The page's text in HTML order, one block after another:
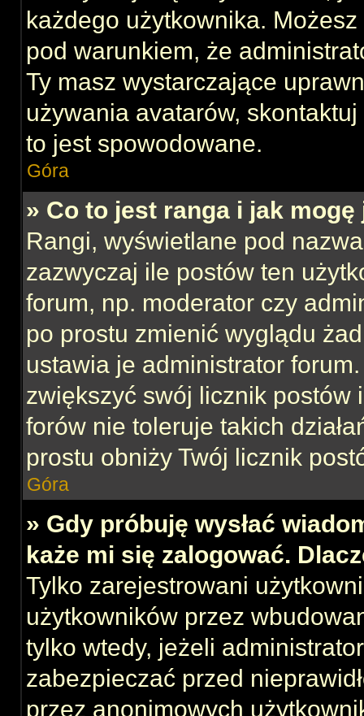
każdego użytkownika.
pod warunkiem, że
Ty masz wystarczające
używania avatarów,
to jest spowodowane.
Góra
» Co to jest ranga i jak mogę
Rangi, wyświetlane pod
zazwyczaj ile postów ten
forum, np. moderator czy
po prostu zmienić wyglądu
ustawia je administrator
zwiększyć swój licznik postów
forów nie toleruje takich
prostu obniży Twój licznik
Góra
» Gdy próbuję wysłać
każe mi się zalogować.
Tylko zarejestrowani
użytkowników przez
tylko wtedy, jeżeli
zabezpieczać przed
przez anonimowych